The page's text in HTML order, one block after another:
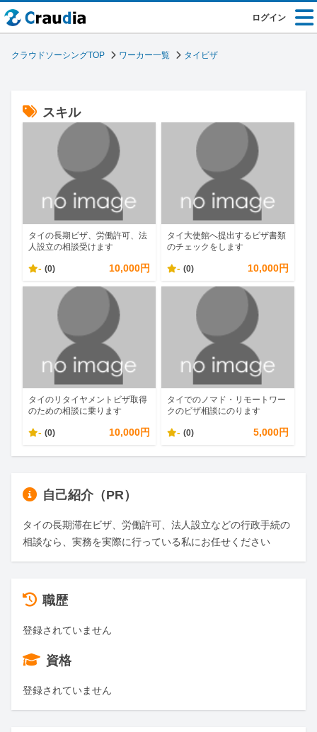
ログイン
クラウドソーシングTOP ワーカー一覧 タイビザ
スキル
タイの長期ビザ、労働許可、法
人設立の相談受けます
- (0) 10,000円
タイ大使館へ提出するビザ書類
のチェックをします
- (0) 10,000円
タイのリタイヤメントビザ取得
のための相談に乗ります
- (0) 10,000円
タイでのノマド・リモートワー
クのビザ相談にのります
- (0) 5,000円
自己紹介（PR）
タイの長期滞在ビザ、労働許可、法人設立などの行政手続の
相談なら、実務を実際に行っている私にお任せください
職歴
登録されていません
資格
登録されていません